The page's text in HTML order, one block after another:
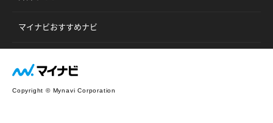
マイナビおすすめナビ
Copyright © Mynavi Corporation